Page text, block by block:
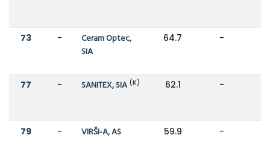
73 -
Ceram Optec,
SIA
64.7 -
77 - SANITEX, SIA (K) 62.1 -
79 - VIRŠI-A, AS 59.9 -